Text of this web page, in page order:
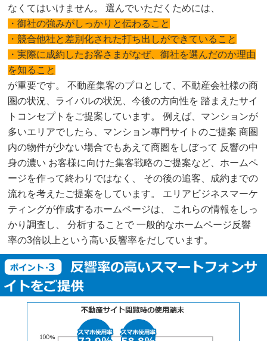
なくてはいけません。 選んでいただくためには、
・御社の強みがしっかりと伝わること
・競合他社と差別化された打ち出しができていること
・実際に成約したお客さまがなぜ、御社を選んだのか理由
を知ること
が重要です。 不動産集客のプロとして、不動産会社様の商
圏の状況、ライバルの状況、今後の方向性を 踏まえたサイ
トコンセプトをご提案しています。 例えば、マンションが
多いエリアでしたら、マンション專門サイトのご提案 商圏
内の物件が少ない場合でもあえて商圏をしぼって 反響の中
身の濃い お客様に向けた集客戦略のご提案など、ホームペ
ージを作って終わりではなく、 その後の追客、成約までの
流れを考えたご提案をしています。 エリアビジネスマーケ
ティングが作成するホームページは、 これらの情報をしっ
かり調査し、 分析することで 一般的なホームページ反響
率の3倍以上という高い反響率をだしています。